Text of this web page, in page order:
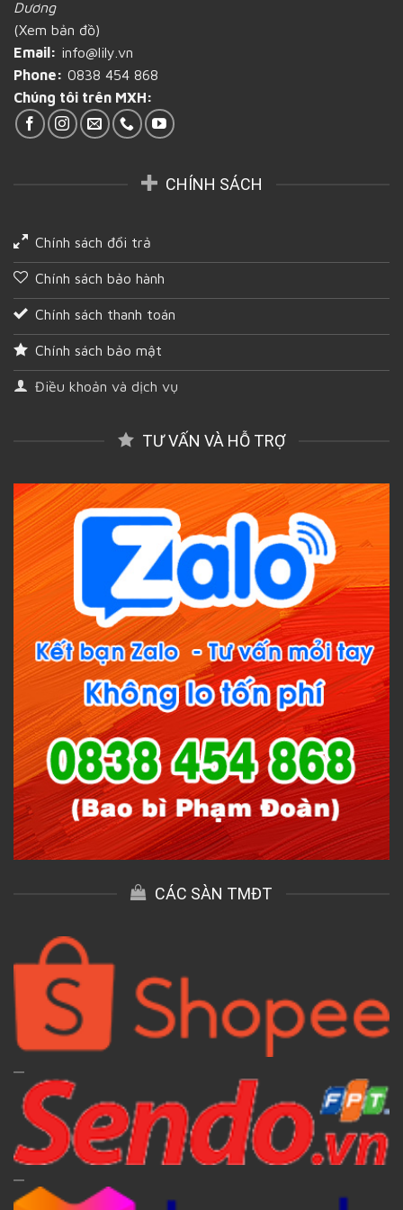
Dương
(Xem bản đồ)
Email: info@lily.vn
Phone: 0838 454 868
Chúng tôi trên MXH:
CHÍNH SÁCH
Chính sách đổi trả
Chính sách bảo hành
Chính sách thanh toán
Chính sách bảo mật
Điều khoản và dịch vụ
TƯ VẤN VÀ HỖ TRỢ
CÁC SÀN TMĐT